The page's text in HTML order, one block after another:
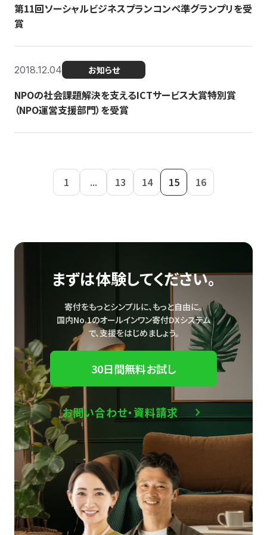
第11回ソーシャルビジネスプランコンペ準グランプリを受
賞
2018.12.04 お知らせ
NPOの社会課題解決を支えるICTサービス大賞特別賞
（NPO運営支援部門）を受賞
1 ... 13 14 15 16
まずは体験してください。
寄付をもっとシンプルに、もっと自由に。
国内No.1のオールインワン寄付DXシステム
で、支援をはじめましょう。
30日間無料お試し
お問い合わせ・資料請求